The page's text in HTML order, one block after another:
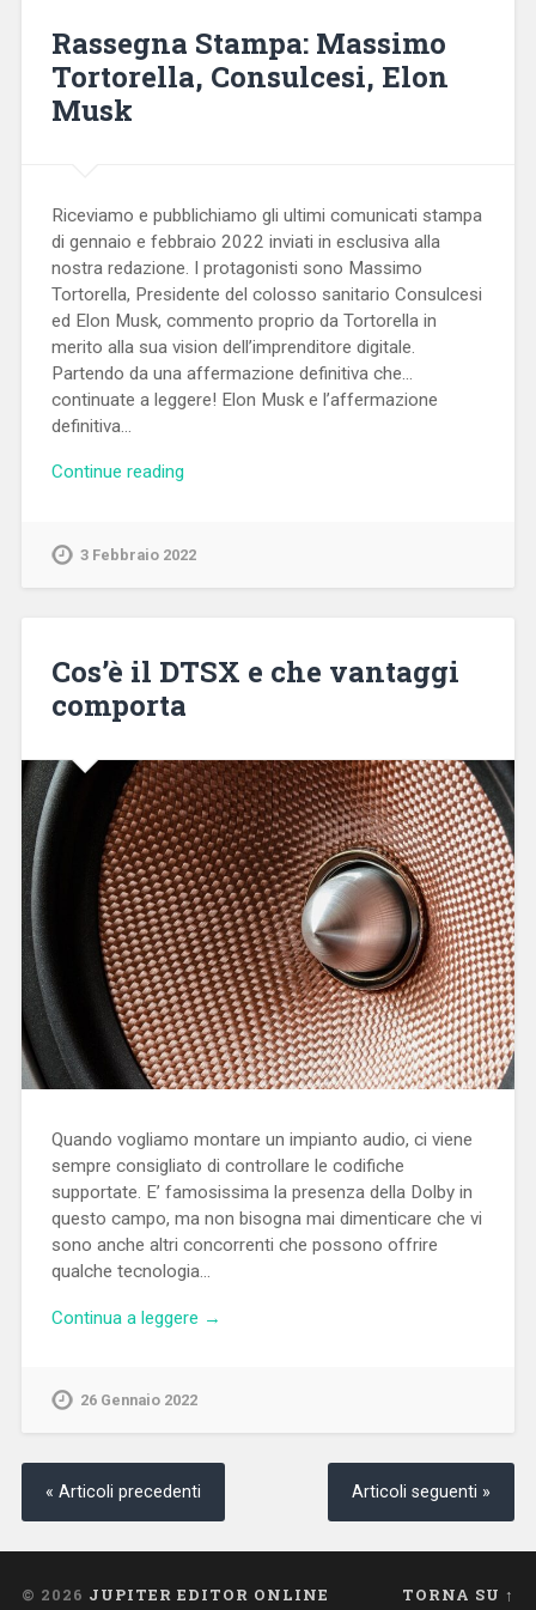
Rassegna Stampa: Massimo
Tortorella, Consulcesi, Elon
Musk
Riceviamo e pubblichiamo gli ultimi comunicati stampa
di gennaio e febbraio 2022 inviati in esclusiva alla
nostra redazione. I protagonisti sono Massimo
Tortorella, Presidente del colosso sanitario Consulcesi
ed Elon Musk, commento proprio da Tortorella in
merito alla sua vision dell’imprenditore digitale.
Partendo da una affermazione definitiva che…
continuate a leggere! Elon Musk e l’affermazione
definitiva…
Continue reading
3 Febbraio 2022
Cos’è il DTSX e che vantaggi
comporta
Quando vogliamo montare un impianto audio, ci viene
sempre consigliato di controllare le codifiche
supportate. E’ famosissima la presenza della Dolby in
questo campo, ma non bisogna mai dimenticare che vi
sono anche altri concorrenti che possono offrire
qualche tecnologia…
Continua a leggere →
26 Gennaio 2022
« Articoli precedenti Articoli seguenti »
© 2026 JUPITER EDITOR ONLINE TORNA SU ↑